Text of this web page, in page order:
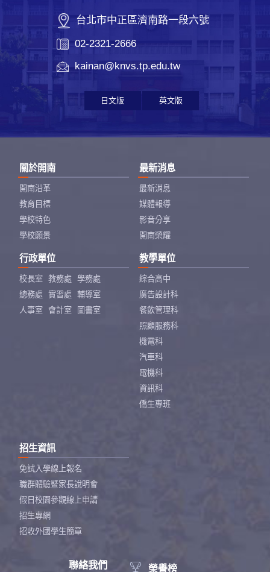
台北市中正區濟南路一段六號
02-2321-2666
kainan@knvs.tp.edu.tw
日文版 英文版
關於開南
開南沿革
教育目標
學校特色
學校願景
最新消息
最新消息
媒體報導
影音分享
開南榮耀
行政單位
校長室 教務處
學務處
總務處
實習處
輔導室
人事室
會計室 圖書室
教學單位
綜合高中
廣告設計科
餐飲管理科
照顧服務科
機電科
汽車科
電機科
資訊科
僑生專班
招生資訊
免試入學線上報名
職群體驗暨家長說明會
假日校園參觀線上申請
招生專網
招收外國學生簡章
 榮譽榜
聯絡我們